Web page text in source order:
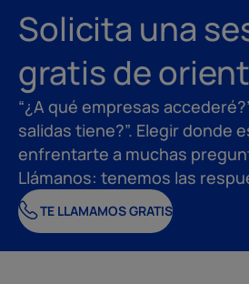
Solicita una
gratis de
“¿A qué empresas
salidas tiene?”. Elegir donde
enfrentarte a muchas
Llámanos: tenemos las
TE LLAMAMOS GRATIS